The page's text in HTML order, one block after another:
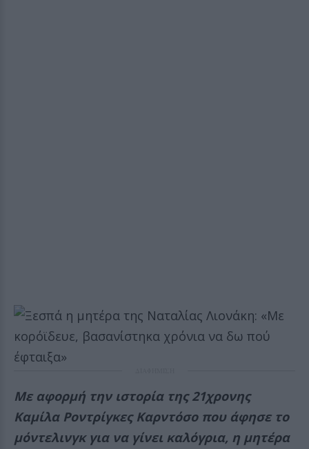
Με αφορμή την ιστορία της 21χρονης
Καμίλα Ροντρίγκες Καρντόσο που άφησε το
μόντελινγκ για να γίνει καλόγρια, η μητέρα